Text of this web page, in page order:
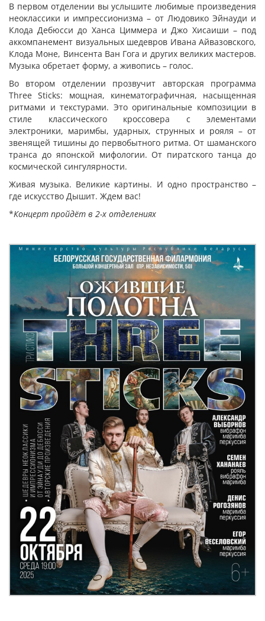
В первом отделении вы услышите любимые произведения
неоклассики и импрессионизма – от Людовико Эйнауди и
Клода Дебюсси до Ханса Циммера и Джо Хисаиши – под
аккомпанемент визуальных шедевров Ивана Айвазовского,
Клода Моне, Винсента Ван Гога и других великих мастеров.
Музыка обретает форму, а живопись – голос.
Во втором отделении прозвучит авторская программа
Three Sticks: мощная, кинематографичная, насыщенная
ритмами и текстурами. Это оригинальные композиции в
стиле классического кроссовера с элементами
электроники, маримбы, ударных, струнных и рояля – от
звенящей тишины до первобытного ритма. От шаманского
транса до японской мифологии. От пиратского танца до
космической сингулярности.
Живая музыка. Великие картины. И одно пространство –
где искусство Дышит. Ждем вас!
*Концерт пройдёт в 2-х отделениях